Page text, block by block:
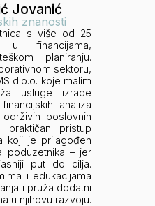
Jovanić
znanosti
s više od 25
u financijama,
planiranju.
sektoru,
d.o.o. koje malim
usluge izrade
analiza
poslovnih
praktičan pristup
koji je prilagođen
poduzetnika – jer
put do cilja.
i edukacijama
i pruža dodatni
u njihovu razvoju.